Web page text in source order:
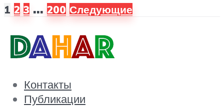
1 2 3 … 200 Следующие
Контакты
Публикации